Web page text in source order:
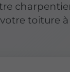
toiture à